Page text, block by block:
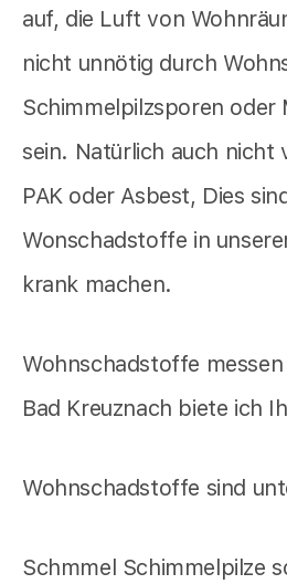
auf, die Luft von
nicht unnötig durch
Schimmelpilzsporen oder
sein. Natürlich auch nicht
PAK oder Asbest, Dies
Wonschadstoffe in
krank machen.
Wohnschadstoffe
Bad Kreuznach biete ich
Wohnschadstoffe sind
Schmmel Schimmelpilze